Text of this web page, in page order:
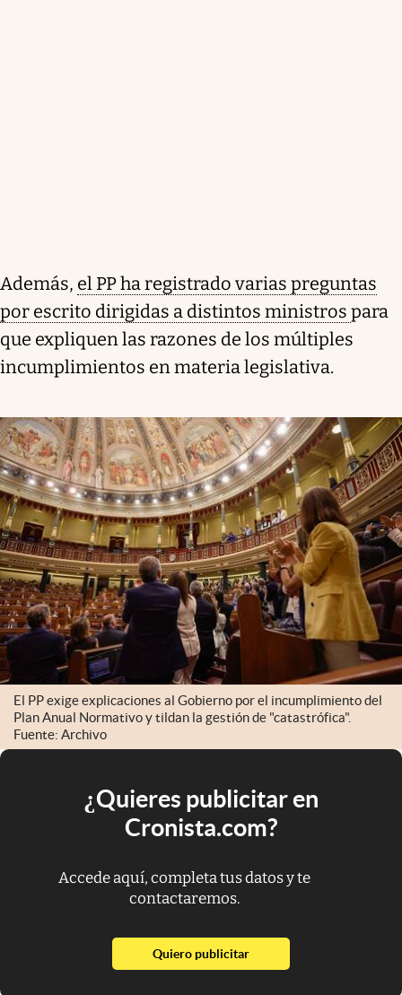
Además, el PP ha registrado varias preguntas
por escrito dirigidas a distintos ministros para
que expliquen las razones de los múltiples
incumplimientos en materia legislativa.
El PP exige explicaciones al Gobierno por el incumplimiento del
Plan Anual Normativo y tildan la gestión de "catastrófica".
Fuente: Archivo
¿Quieres publicitar en
Cronista.com?
Accede aquí, completa tus datos y te
contactaremos.
Quiero publicitarabre en nueva pestaña